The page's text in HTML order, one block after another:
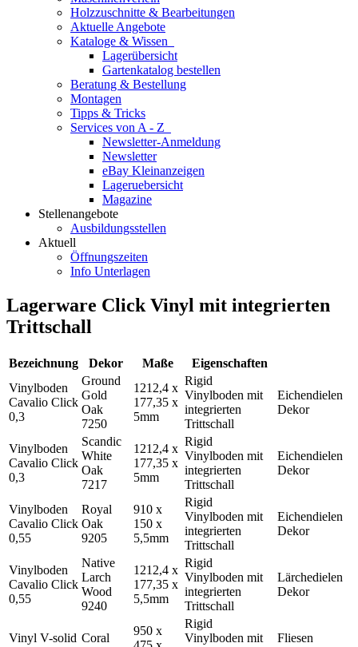
Holzzuschnitte & Bearbeitungen
Aktuelle Angebote
Kataloge & Wissen
Lagerübersicht
Gartenkatalog bestellen
Beratung & Bestellung
Montagen
Tipps & Tricks
Services von A - Z
Newsletter-Anmeldung
Newsletter
eBay Kleinanzeigen
Lageruebersicht
Magazine
Stellenangebote
Ausbildungsstellen
Aktuell
Öffnungszeiten
Info Unterlagen
Lagerware Click Vinyl mit integrierten
Trittschall
Bezeichnung Dekor Maße
Eigenschaften
Vinylboden
Cavalio Click
0,3
Ground
Gold
Oak
7250
1212,4 x
177,35 x
5mm
Rigid
Vinylboden mit
integrierten
Trittschall
Eichendielen
Dekor
Vinylboden
Cavalio Click
0,3
Scandic
White
Oak
7217
1212,4 x
177,35 x
5mm
Rigid
Vinylboden mit
integrierten
Trittschall
Eichendielen
Dekor
Vinylboden
Cavalio Click
0,55
Royal
Oak
9205
910 x
150 x
5,5mm
Rigid
Vinylboden mit
integrierten
Trittschall
Eichendielen
Dekor
Vinylboden
Cavalio Click
0,55
Native
Larch
Wood
9240
1212,4 x
177,35 x
5,5mm
Rigid
Vinylboden mit
integrierten
Trittschall
Lärchedielen
Dekor
Vinyl V-solid Coral
950 x
Rigid
Vinylboden mit
Fliesen